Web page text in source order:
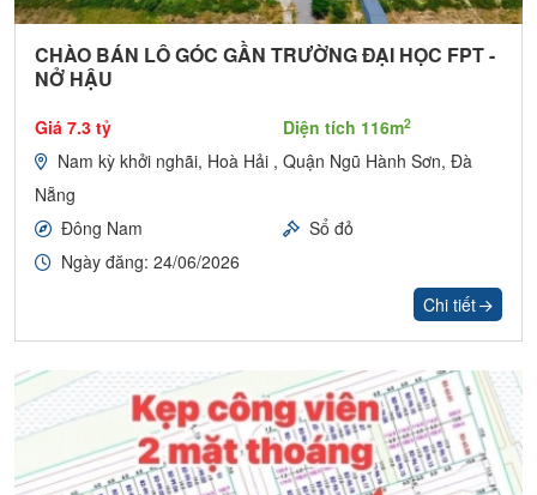
CHÀO BÁN LÔ GÓC GẦN TRƯỜNG ĐẠI HỌC FPT -
NỞ HẬU
Giá 7.3 tỷ Diện tích 116m2
Nam kỳ khởi nghãi, Hoà Hải , Quận Ngũ Hành Sơn, Đà
Nẵng
Đông Nam
Sổ đỏ
Ngày đăng: 24/06/2026
Chi tiết